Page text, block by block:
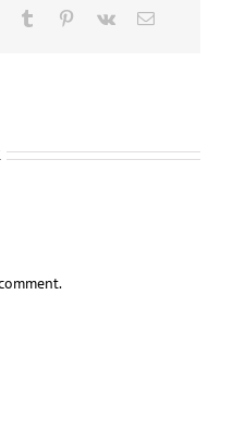
Tumblr Pinterest
Vk
電